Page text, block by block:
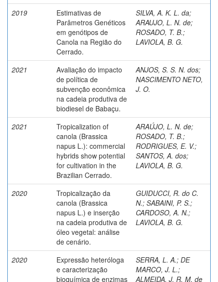
2019
Estimativas de
Parâmetros Genéticos
em genótipos de
Canola na Região do
Cerrado.
SILVA, A. K. L. da;
ARAUJO, L. N. de;
ROSADO, T. B.;
LAVIOLA, B. G.
2021
Avaliação do impacto
de política de
subvenção econômica
na cadeia produtiva de
biodiesel de Babaçu.
ANJOS, S. S. N. dos;
NASCIMENTO NETO,
J. O.
2021
Tropicalization of
canola (Brassica
napus L.): commercial
hybrids show potential
for cultivation in the
Brazilian Cerrado.
ARAÚJO, L. N. de;
ROSADO, T. B.;
RODRIGUES, E. V.;
SANTOS, A. dos;
LAVIOLA, B. G.
2020
Tropicalização da
canola (Brassica
napus L.) e inserção
na cadeia produtiva de
óleo vegetal: análise
de cenário.
GUIDUCCI, R. do C.
N.; SABAINI, P. S.;
CARDOSO, A. N.;
LAVIOLA, B. G.
2020
Expressão heteróloga
e caracterização
bioquímica de enzimas
SERRA, L. A.; DE
MARCO, J. L.;
ALMEIDA, J. R. M. de